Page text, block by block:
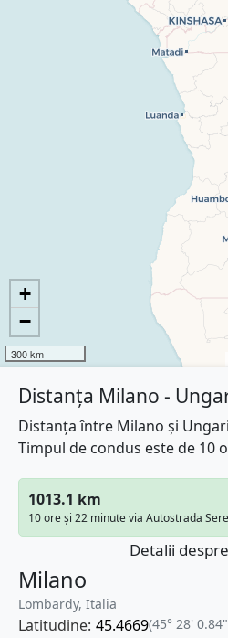
+
−
300 km
Distanța Milano -
Distanța între Milano și
Timpul de condus este de 10
1013.1 km
10 ore și 22 minute via Autostrada
Detalii
Milano
Lombardy, Italia
Latitudine: 45.4669(45° 28'